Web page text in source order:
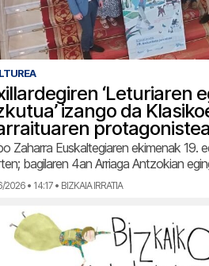
‘Leturiaren
izango da
protagonistea
Zaharra Euskaltegiaren ekimenak 19.
bagilaren 4an Arriaga Antzokian
2026 • 14:17 • BIZKAIA IRRATIA